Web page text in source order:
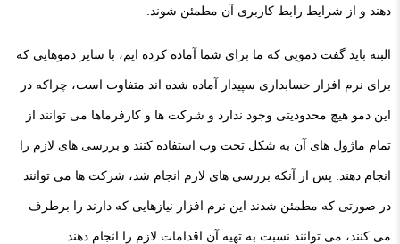
دهند و از شرایط رابط کاربری آن مطمئن شوند.
البته باید گفت دمویی که ما برای شما آماده کرده ایم، با سایر دموهایی که
برای نرم افزار حسابداری سپیدار آماده شده اند متفاوت است، چراکه در
این دمو هیچ محدودیتی وجود ندارد و شرکت ها و کارفرماها می توانند از
تمام ماژول های آن به شکل تحت وب استفاده کنند و بررسی های لازم را
انجام دهند. پس از آنکه بررسی های لازم انجام شد، شرکت ها می توانند
در صورتی که مطمئن شدند این نرم افزار نیازهایی که دارند را برطرف
می کنند، می توانند نسبت به تهیه آن اقدامات لازم را انجام دهند.